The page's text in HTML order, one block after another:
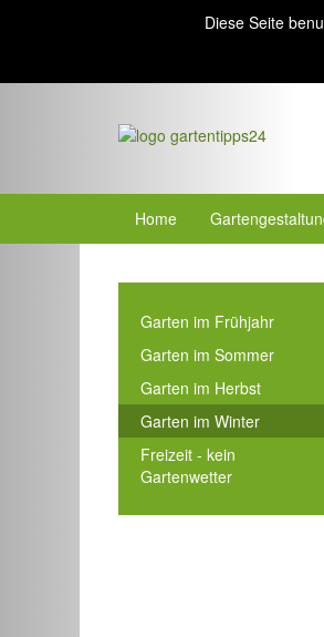
Diese Seite
Home
Garten im Frühjahr
Garten im Sommer
Garten im Herbst
Garten im Winter
Freizeit - kein
Gartenwetter